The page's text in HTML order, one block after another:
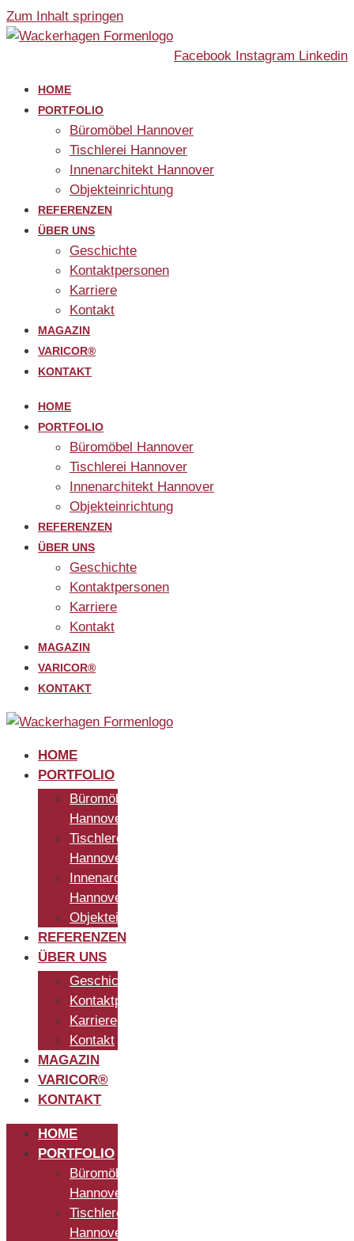
Zum Inhalt springen
Facebook Instagram Linkedin
HOME
PORTFOLIO
Büromöbel Hannover
Tischlerei Hannover
Innenarchitekt Hannover
Objekteinrichtung
REFERENZEN
ÜBER UNS
Geschichte
Kontaktpersonen
Karriere
Kontakt
MAGAZIN
VARICOR®
KONTAKT
HOME
PORTFOLIO
Büromöbel Hannover
Tischlerei Hannover
Innenarchitekt Hannover
Objekteinrichtung
REFERENZEN
ÜBER UNS
Geschichte
Kontaktpersonen
Karriere
Kontakt
MAGAZIN
VARICOR®
KONTAKT
HOME
PORTFOLIO
Büromöbel
Hannover
Tischlerei
Hannover
Innenarchitekt
Hannover
Objekteinrichtung
REFERENZEN
ÜBER UNS
Geschichte
Kontaktpersonen
Karriere
Kontakt
MAGAZIN
VARICOR®
KONTAKT
HOME
PORTFOLIO
Büromöbel
Hannover
Tischlerei
Hannover